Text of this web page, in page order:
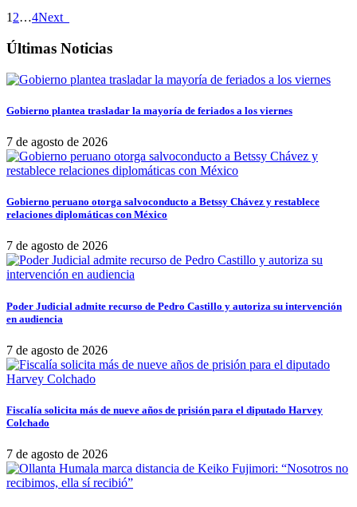
1 2…4Next
Últimas Noticias
Gobierno plantea trasladar la mayoría de feriados a los viernes
7 de agosto de 2026
Gobierno peruano otorga salvoconducto a Betssy Chávez y restablece
relaciones diplomáticas con México
7 de agosto de 2026
Poder Judicial admite recurso de Pedro Castillo y autoriza su intervención
en audiencia
7 de agosto de 2026
Fiscalía solicita más de nueve años de prisión para el diputado Harvey
Colchado
7 de agosto de 2026